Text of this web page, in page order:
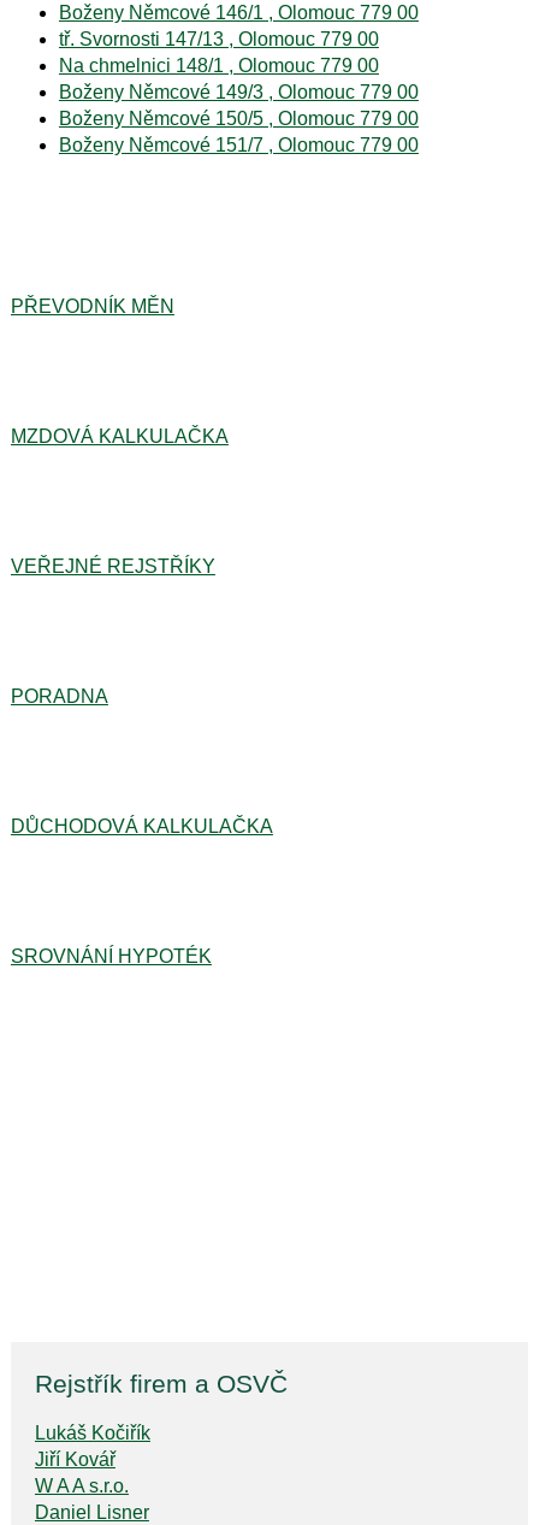
Boženy Němcové 146/1 , Olomouc 779 00
tř. Svornosti 147/13 , Olomouc 779 00
Na chmelnici 148/1 , Olomouc 779 00
Boženy Němcové 149/3 , Olomouc 779 00
Boženy Němcové 150/5 , Olomouc 779 00
Boženy Němcové 151/7 , Olomouc 779 00
PŘEVODNÍK MĚN
MZDOVÁ KALKULAČKA
VEŘEJNÉ REJSTŘÍKY
PORADNA
DŮCHODOVÁ KALKULAČKA
SROVNÁNÍ HYPOTÉK
Rejstřík firem a OSVČ
Lukáš Kočiřík
Jiří Kovář
W A A s.r.o.
Daniel Lisner